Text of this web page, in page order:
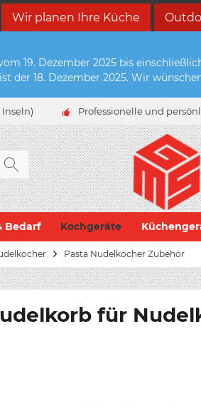
Wir planen Ihre Küche
19. Dezember 2025 bis
der 18. Dezember 2025. Wir
Professionelle und
Bedarf Kochgeräte
Pasta Nudelkocher Zubehör
für